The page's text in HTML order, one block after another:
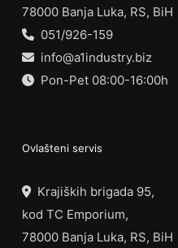
78000 Banja Luka, RS, BiH
051/926-159
info@a1industry.biz
Pon-Pet 08:00-16:00h
Ovlašteni servis
Krajiških brigada 95,
kod TC Emporium,
78000 Banja Luka, RS, BiH